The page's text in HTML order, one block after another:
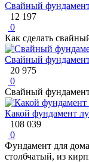
Свайный
12 197
0
Как сделать
Свайный фундамент
20 975
0
Свайный фундамент
Какой фундамент
108 039
0
Фундамент для
столбчатый, из